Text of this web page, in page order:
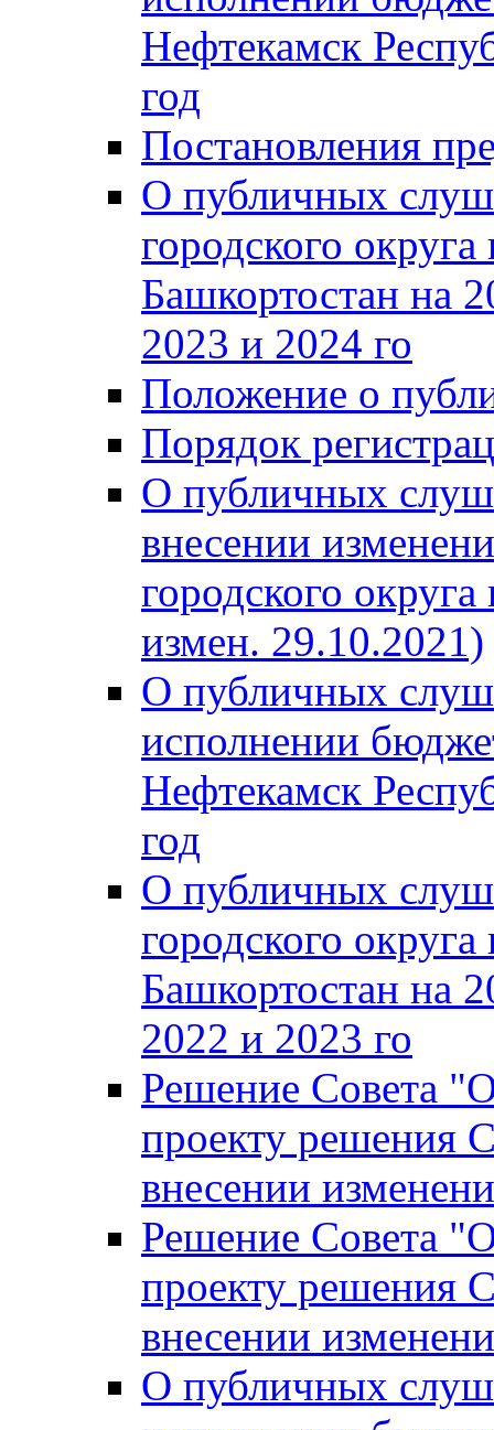
Нефтекамск
год
Постановления
О публичных
городского
Башкортостан на
2023 и 2024 го
Положение о
Порядок
О публичных
внесении
городского
измен. 29.10.2021)
О публичных
исполнении
Нефтекамск
год
О публичных
городского
Башкортостан на
2022 и 2023 го
Решение Совета
проекту решения
внесении
Решение Совета
проекту решения
внесении
О публичных